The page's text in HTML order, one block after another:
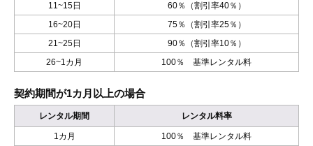
11~15日
60％（割引率40％）
16~20日
75％（割引率25％）
21~25日
90％（割引率10％）
26~1カ月
100％ 基準レンタル料
契約期間が1カ月以上の場合
レンタル期間 レンタル料率
1カ月
100％ 基準レンタル料